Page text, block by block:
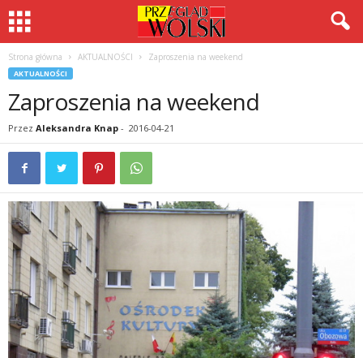
Strona główna AKTUALNOŚCI Zaproszenia na weekend
AKTUALNOŚCI
Zaproszenia na weekend
Przez Aleksandra Knap - 2016-04-21